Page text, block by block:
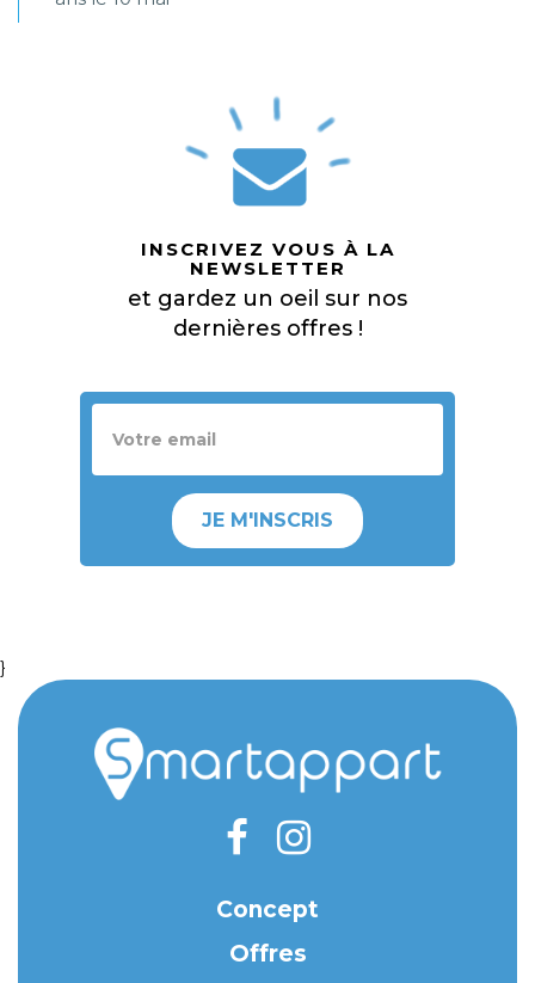
INSCRIVEZ VOUS À LA
NEWSLETTER
et gardez un oeil sur nos
dernières offres !
JE M'INSCRIS
}
Concept
Offres